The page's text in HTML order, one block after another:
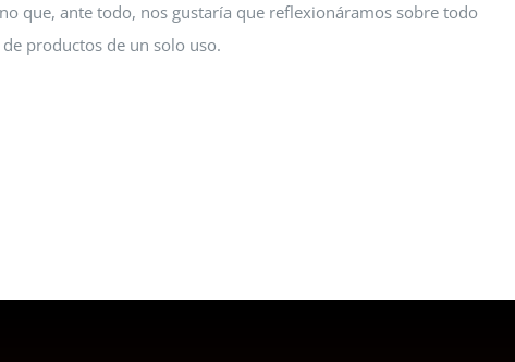
que, ante todo, nos gustaría que reflexionáramos sobre todo
productos de un solo uso.